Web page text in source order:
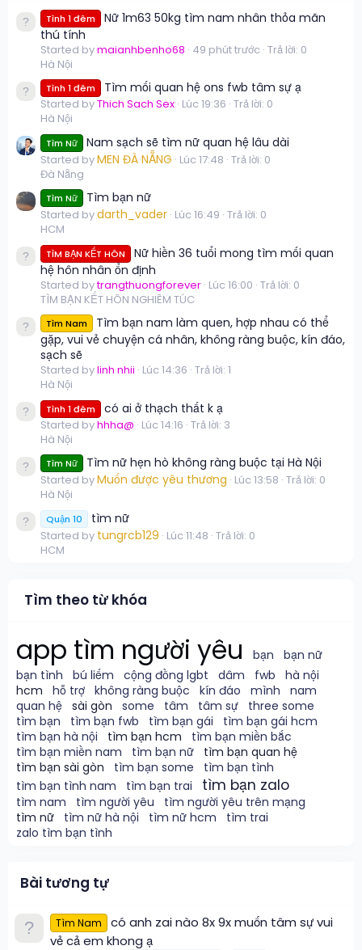
Tình 1 đêm
Nữ 1m63 50kg tìm nam nhân thỏa mãn
thú tính
Started bymaianhbenho68 49 phút trước Trả lời: 0
Hà Nội
Tình 1 đêm Tìm mối quan hệ ons fwb tâm sự ạ
Started byThich Sach Sex Lúc 19:36 Trả lời: 0
Hà Nội
Tìm Nữ Nam sạch sẽ tìm nữ quan hệ lâu dài
Started byMEN ĐÀ NẴNG Lúc 17:48 Trả lời: 0
Đà Nẵng
Tìm Nữ Tìm bạn nữ
Started bydarth_vader Lúc 16:49 Trả lời: 0
HCM
TÌM BẠN KẾT HÔN
Nữ hiền 36 tuổi mong tìm mối quan
hệ hôn nhân ổn định
Started bytrangthuongforever Lúc 16:00 Trả lời: 0
TÌM BẠN KẾT HÔN NGHIÊM TÚC
Tìm Nam
Tìm bạn nam làm quen, hợp nhau có thể
gặp, vui vẻ chuyện cá nhân, không ràng buộc, kín đáo,
sạch sẽ
Started bylinh nhii Lúc 14:36 Trả lời: 1
Hà Nội
Tình 1 đêm có ai ở thạch thất k ạ
Started byhhha@ Lúc 14:16 Trả lời: 3
Hà Nội
Tìm Nữ Tìm nữ hẹn hò không ràng buộc tại Hà Nội
Started byMuốn được yêu thương Lúc 13:58 Trả lời: 0
Hà Nội
Quận 10 tìm nữ
Started by tungrcb129 Lúc 11:48 Trả lời: 0
HCM
Tìm theo từ khóa
app tìm người yêu bạn
bạn nữ
bạn tình
bú liếm cộng đồng lgbt dâm fwb
hà nội
hcm
hỗ trợ không ràng buộc kín đáo mình
nam
quan hệ sài gòn some tâm tâm sự
three some
tìm bạn
tìm bạn fwb tìm bạn gái
tìm bạn gái hcm
tìm bạn hà nội
tìm bạn hcm
tìm bạn miền bắc
tìm bạn miền nam
tìm bạn nữ
tìm bạn quan hệ
tìm bạn sài gòn
tìm bạn some
tìm bạn tình
tìm bạn tình nam
tìm bạn trai tìm bạn zalo
tìm nam tìm người yêu
tìm người yêu trên mạng
tìm nữ
tìm nữ hà nội tìm nữ hcm
tìm trai
zalo tìm bạn tình
Bài tương tự
Tìm Nam
có anh zai nào 8x 9x muốn tâm sự vui
vẻ cả em khong ạ